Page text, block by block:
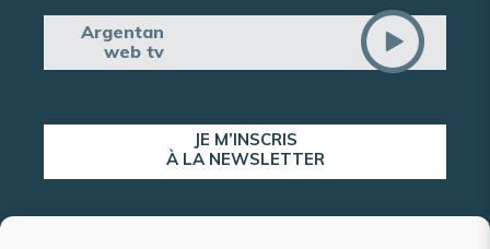
Argentan
web tv
JE M’INSCRIS
À LA NEWSLETTER